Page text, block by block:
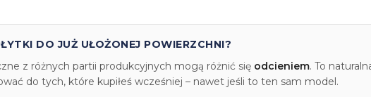
DO JUŻ UŁOŻONEJ POWIERZCHNI?
z różnych partii produkcyjnych mogą różnić się odcieniem. To
do tych, które kupiłeś wcześniej – nawet jeśli to ten sam model.